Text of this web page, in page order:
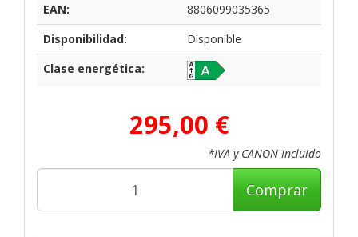
EAN:
8806099035365
Disponibilidad:
Disponible
Clase energética:
295,00 €
*IVA y CANON Incluido
Comprar